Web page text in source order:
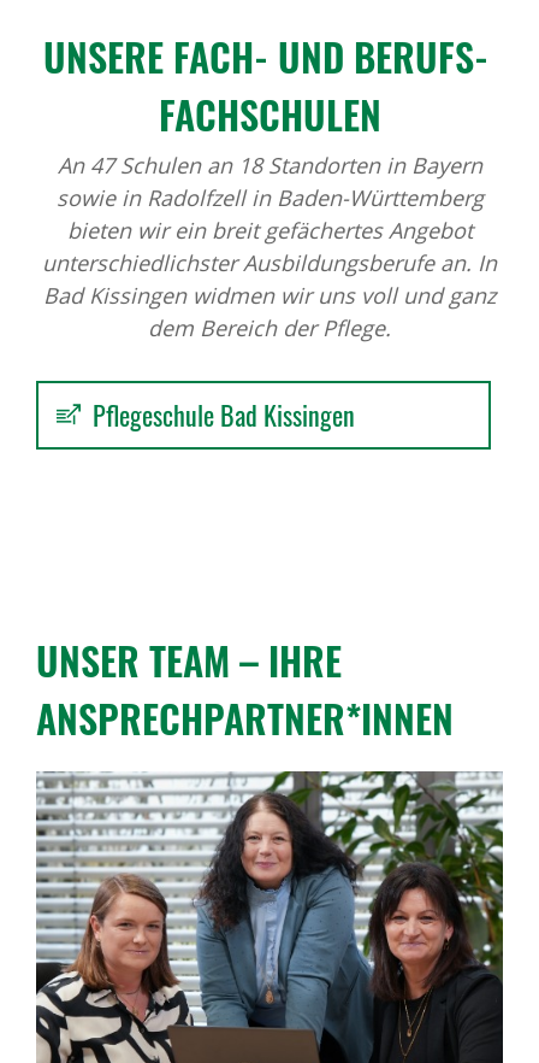
UNSERE FACH- UND BERUFS­
FACH­SCHULEN
An 47 Schulen an 18 Standorten in Bayern
sowie in Radolfzell in Baden-Württemberg
bieten wir ein breit gefächertes Angebot
unterschiedlichster Ausbildungsberufe an. In
Bad Kissingen widmen wir uns voll und ganz
dem Bereich der Pflege.
Pflegeschule Bad Kissingen
UNSER TEAM – IHRE
ANSPRECH­PARTNER*INNEN